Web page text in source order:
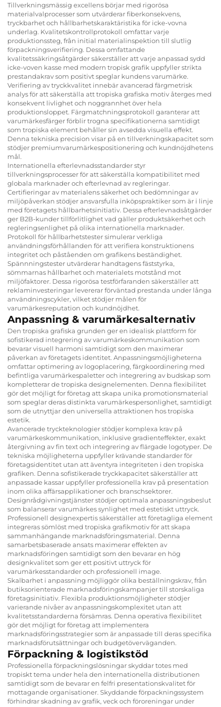
Tillverkningsmässig excellens börjar med rigorösa
materialvalprocesser som utvärderar fiberkonsekvens,
tryckbarhet och hållbarhetskaraktäristika för icke-vovna
underlag. Kvalitetskontrollprotokoll omfattar varje
produktionssteg, från initial materialinspektion till slutlig
förpackningsverifiering. Dessa omfattande
kvalitetssäkringsåtgärder säkerställer att varje anpassad sydd
icke-voven kasse med modern tropisk grafik uppfyller strikta
prestandakrav som positivt speglar kundens varumärke.
Verifiering av tryckkvalitet innebär avancerad färgmetrisk
analys för att säkerställa att tropiska grafiska motiv återges med
konsekvent livlighet och noggrannhet över hela
produktionsloppet. Färgmatchningsprotokoll garanterar att
varumärkesfärger förblir trogna specifikationerna samtidigt
som tropiska element behåller sin avsedda visuella effekt.
Denna tekniska precision visar på en tillverkningskapacitet som
stödjer premiumvarumärkespositionering och kundnöjdhetens
mål.
Internationella efterlevnadsstandarder styr
tillverkningsprocesser för att säkerställa kompatibilitet med
globala marknader och efterlevnad av regleringar.
Certifieringar av materialens säkerhet och bedömningar av
miljöpåverkan stödjer ansvarsfulla inköpspraktiker som är i linje
med företagets hållbarhetsinitiativ. Dessa efterlevnadsåtgärder
ger B2B-kunder tillförlitlighet vad gäller produktsäkerhet och
regleringsenlighet på olika internationella marknader.
Protokoll för hållbarhetstester simulerar verkliga
användningsförhållanden för att verifiera konstruktionens
integritet och påståenden om grafikens beständighet.
Spännningstester utvärderar handtagens fäststyrka,
sömmarnas hållbarhet och materialets motstånd mot
miljöfaktorer. Dessa rigorösa testförfaranden säkerställer att
reklaminvesteringar levererar förväntad prestanda under långa
användningscykler, vilket stödjer målen för
varumärkesreputation och kundnöjdhet.
Anpassning & varumärkesalternativ
Den tropiska grafiska grunden ger en idealisk plattform för
sofistikerad integrering av varumärkeskommunikation som
bevarar visuell harmoni samtidigt som den maximerar
påverkan av företagets identitet. Anpassningsmöjligheterna
omfattar optimering av logoplacering, färgkoordinering med
befintliga varumärkespaletter och integrering av budskap som
kompletterar de tropiska designelementen. Denna flexibilitet
gör det möjligt for företag att skapa unika promotionsmaterial
som speglar deras distinkta varumärkespersonlighet, samtidigt
som de utnyttjar den universella attraktionen hos tropiska
estetik.
Avancerade tryckteknologier stödjer komplexa krav på
varumärkeskommunikation, inklusive gradienteffekter, exakt
återgivning av fin text och integrering av flärgade logotyper. De
tekniska möjligheterna uppfyller krävande standarder för
företagsidentitet utan att äventyra integriteten i den tropiska
grafiken. Denna sofistikerade tryckkapacitet säkerställer att
anpassade kassar uppfyller professionella krav på presentation
inom olika affärsapplikationer och branschsektorer.
Designrådgivningstjänster stödjer optimala anpassningsbeslut
som balanserar varumärkes synlighet med estetiskt uttryck.
Professionell designexpertis säkerställer att företagliga element
integreras sömlöst med tropiska grafikmotiv för att skapa
sammanhängande marknadsföringsmaterial. Denna
samarbetsbaserade ansats maximerar effekten av
marknadsföringen samtidigt som den bevarar en hög
designkvalitet som ger ett positivt uttryck för
varumärkesstandarder och professionell image.
Skalbarhet i anpassning möjliggör olika beställningskrav, från
butiksorienterade marknadsföringskampanjer till storskaliga
företagsinitiativ. Flexibla produktionsmöjligheter stödjer
varierande nivåer av anpassningskomplexitet utan att
kvalitetsstandarderna försämras. Denna operativa flexibilitet
gör det möjligt for företag att implementera
marknadsföringsstrategier som är anpassade till deras specifika
marknadsförutsättningar och budgetöverväganden.
Förpackning & logistikstöd
Professionella förpackningslösningar skyddar totes med
tropiskt tema under hela den internationella distributionen
samtidigt som de bevarar en felfri presentationskvalitet för
mottagande organisationer. Skyddande förpackningssystem
förhindrar skadning av grafik, veck och föroreningar under